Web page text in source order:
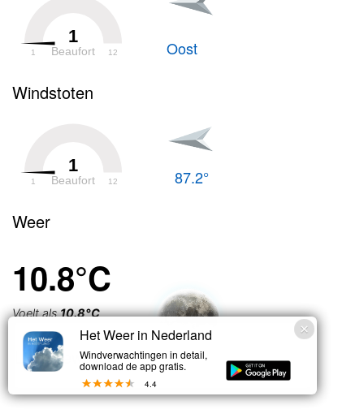
1
Beaufort
1 12 Oost
Windstoten
1
Beaufort
1 12 87.2°
Weer
10.8°C
Voelt als10.8°C
Licht bewolkt
Het Weer in Nederland
Windverwachtingen in detail,
download de app gratis.
4.4